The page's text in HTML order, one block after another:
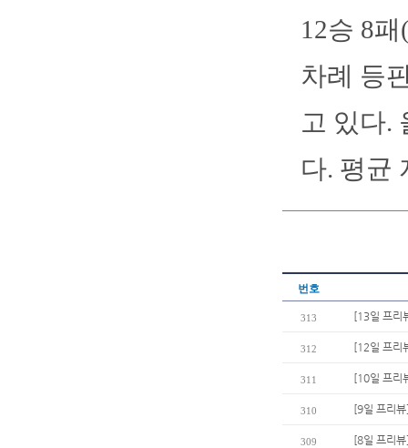
12승 8
차례 등
고 있다.
다. 평균
번호
313 [13일 프리
312 [12일 프리
311 [10일 프리
310 [9일 프리
309 [8일 프리